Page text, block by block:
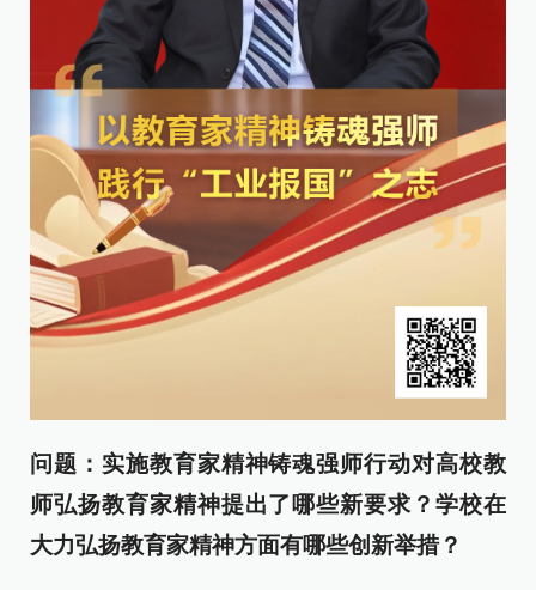
问题：实施教育家精神铸魂强师行动对高校教
师弘扬教育家精神提出了哪些新要求？学校在
大力弘扬教育家精神方面有哪些创新举措？